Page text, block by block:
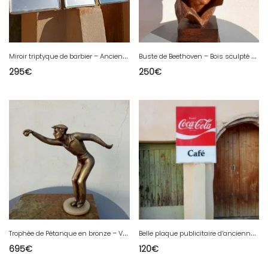
M
iroir triptyque de barbier – Ancien & authentique
295€
B
uste de Beethoven – Bois sculpté – Signé Bordet
250€
T
rophée de Pétanque en bronze – Vers 1930 – Socle en marbre
695€
B
elle plaque publicitaire d’ancienne enseigne lumineuse Coca-Cola
120€